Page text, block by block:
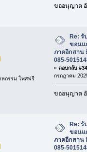
ขออนุญาต
หกรรม โพสฟรี
Re: รั
ขอนแ
ภาคอีกสาน
085-
« ตอบกลับ
กรกฎาคม
ขออนุญาต
Re: รั
ขอนแ
ภาคอีกสาน
085-